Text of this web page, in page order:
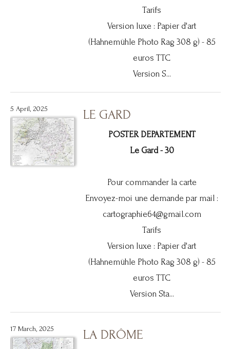
Tarifs
Version luxe : Papier d'art
(Hahnemühle Photo Rag 308 g) - 85
euros TTC
Version S...
5 April, 2025 LE GARD
POSTER DEPARTEMENT
Le Gard - 30
Pour commander la carte
Envoyez-moi une demande par mail :
cartographie64@gmail.com
Tarifs
Version luxe : Papier d'art
(Hahnemühle Photo Rag 308 g) - 85
euros TTC
Version Sta...
17 March, 2025 LA DRÔME